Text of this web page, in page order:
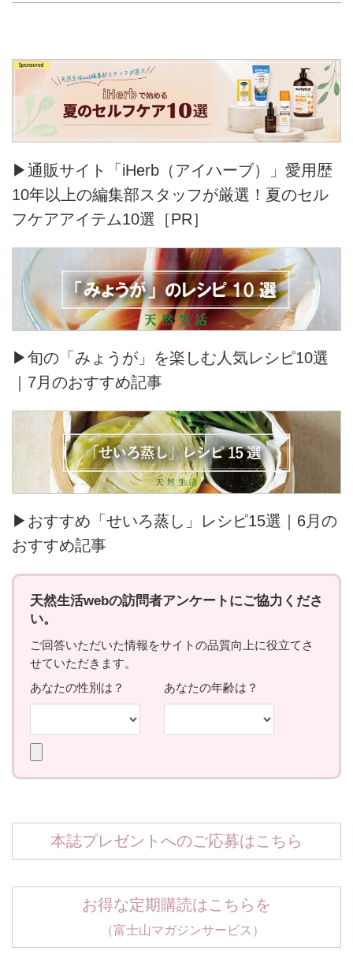
▶通販サイト「iHerb（アイハーブ）」愛用歴
10年以上の編集部スタッフが厳選！夏のセル
フケアアイテム10選［PR］
▶旬の「みょうが」を楽しむ人気レシピ10選
｜7月のおすすめ記事
▶おすすめ「せいろ蒸し」レシピ15選｜6月の
おすすめ記事
本誌プレゼントへのご応募はこちら
お得な定期購読はこちらを
（富士山マガジンサービス）